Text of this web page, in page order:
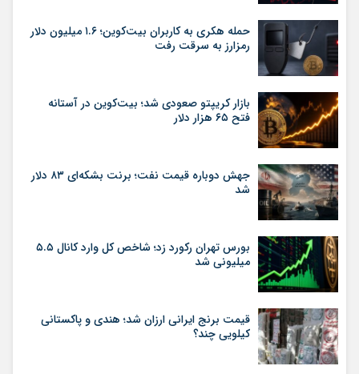
حمله هکری به کاربران بیت‌کوین؛ ۱.۶ میلیون دلار
رمزارز به سرقت رفت
بازار کریپتو صعودی شد؛ بیت‌کوین در آستانه
فتح ۶۵ هزار دلار
جهش دوباره قیمت نفت؛ برنت بشکه‌ای ۸۳ دلار
شد
بورس تهران رکورد زد؛ شاخص کل وارد کانال ۵.۵
میلیونی شد
قیمت برنج ایرانی ارزان شد؛ هندی و پاکستانی
کیلویی چند؟